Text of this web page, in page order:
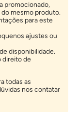
promocionado,
do mesmo produto.
para este
ajustes ou
disponibilidade.
direito de
todas as
nos contatar